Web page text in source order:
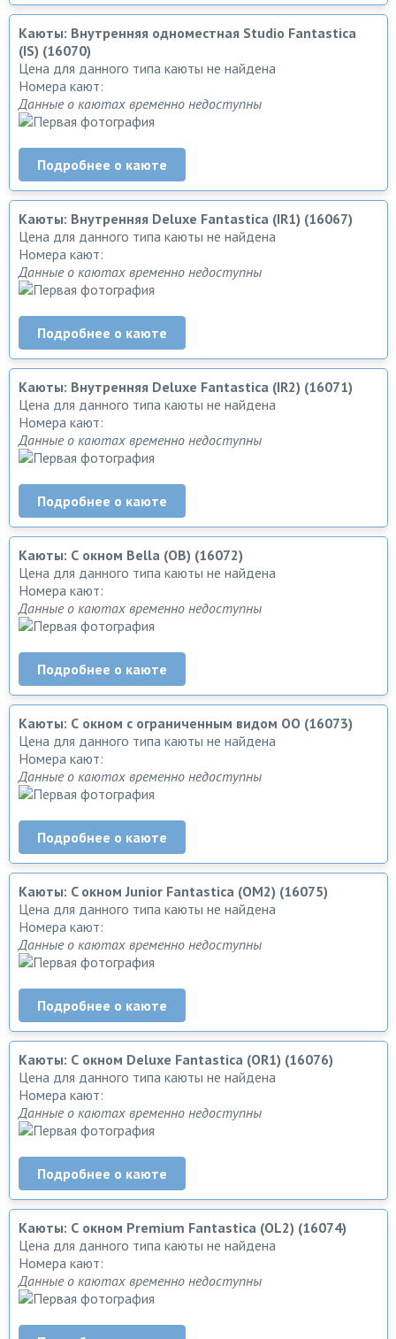
Каюты: Внутренняя одноместная Studio Fantastica
(IS) (16070)
Цена для данного типа каюты не найдена
Номера кают:
Данные о каютах временно недоступны
Подробнее о каюте
Каюты: Внутренняя Deluxe Fantastica (IR1) (16067)
Цена для данного типа каюты не найдена
Номера кают:
Данные о каютах временно недоступны
Подробнее о каюте
Каюты: Внутренняя Deluxe Fantastica (IR2) (16071)
Цена для данного типа каюты не найдена
Номера кают:
Данные о каютах временно недоступны
Подробнее о каюте
Каюты: С окном Bella (OB) (16072)
Цена для данного типа каюты не найдена
Номера кают:
Данные о каютах временно недоступны
Подробнее о каюте
Каюты: С окном с ограниченным видом OO (16073)
Цена для данного типа каюты не найдена
Номера кают:
Данные о каютах временно недоступны
Подробнее о каюте
Каюты: C окном Junior Fantastica (OM2) (16075)
Цена для данного типа каюты не найдена
Номера кают:
Данные о каютах временно недоступны
Подробнее о каюте
Каюты: С окном Deluxe Fantastica (OR1) (16076)
Цена для данного типа каюты не найдена
Номера кают:
Данные о каютах временно недоступны
Подробнее о каюте
Каюты: С окном Premium Fantastica (OL2) (16074)
Цена для данного типа каюты не найдена
Номера кают:
Данные о каютах временно недоступны